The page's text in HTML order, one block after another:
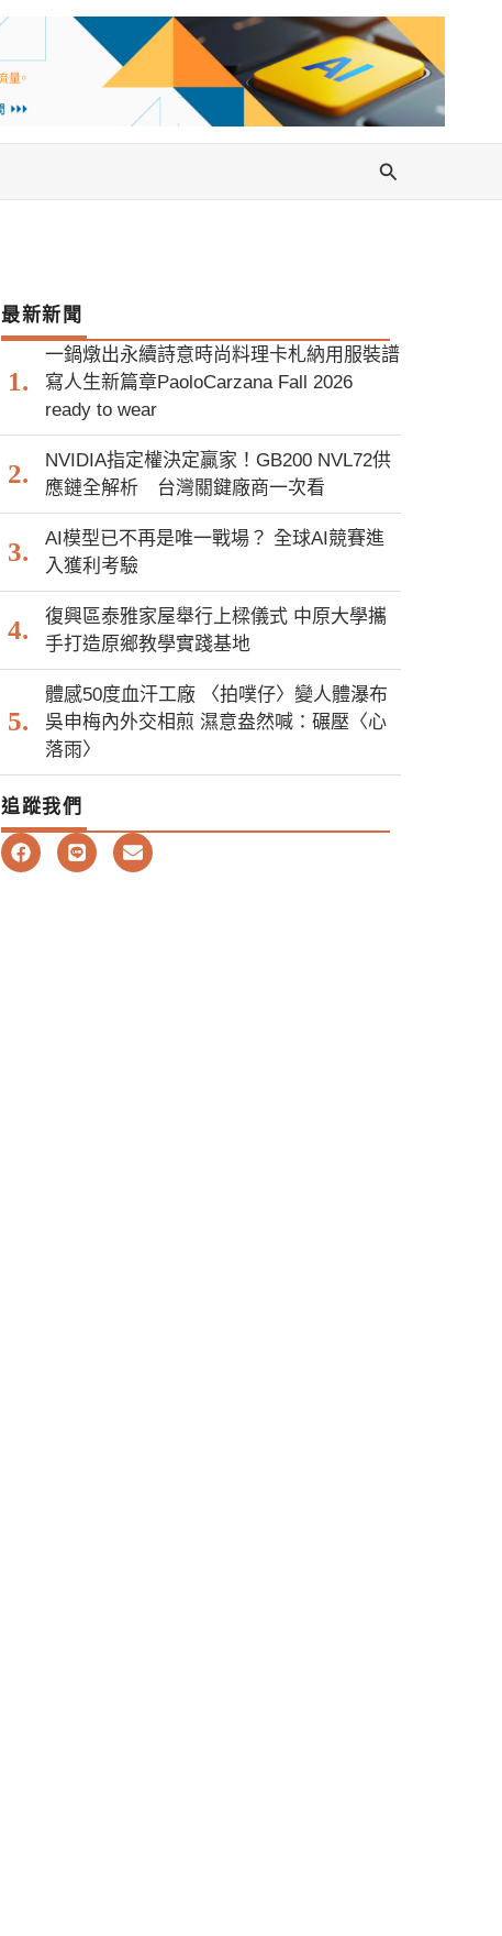
搜
最新新聞
一鍋燉出永續詩意時尚料理卡札納用服裝譜
寫人生新篇章PaoloCarzana Fall 2026
ready to wear
NVIDIA指定權決定贏家！GB200 NVL72供
應鏈全解析 台灣關鍵廠商一次看
AI模型已不再是唯一戰場？ 全球AI競賽進
入獲利考驗
復興區泰雅家屋舉行上樑儀式 中原大學攜
手打造原鄉教學實踐基地
體感50度血汗工廠 〈拍噗仔〉變人體瀑布
吳申梅內外交相煎 濕意盎然喊：碾壓〈心
落雨〉
追蹤我們
F
a
L
i
E
n